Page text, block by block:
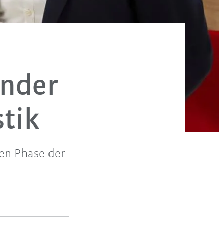
Phase der